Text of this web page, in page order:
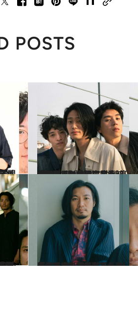
POSTS
2024.5.25
「居酒屋で一緒にアルバイトしてた」坂東龍汰×髙橋里恩×清水尚弥 “幼馴染”の3人が俳優になる前と後
カルチャー
2024.5.17
「『お疲れ様でした』と車に乗ってからもずっと号泣で…」青木崇高が最新作の撮影で苦労した“あのシーン”
カルチャー